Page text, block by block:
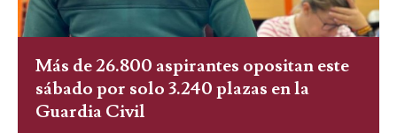
Más de 26.800 aspirantes opositan este
sábado por solo 3.240 plazas en la
Guardia Civil